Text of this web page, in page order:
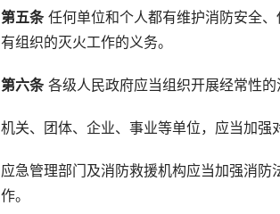
第五条 任何单位和个人都有维护消防安全
有组织的灭火工作的义务。
第六条 各级人民政府应当组织开展经常性的
机关、团体、企业、事业等单位，应当加强
应急管理部门及消防救援机构应当加强消
作。